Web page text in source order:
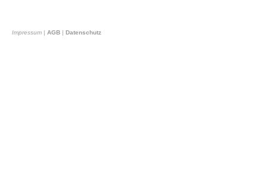
Impressum | AGB | Datenschutz